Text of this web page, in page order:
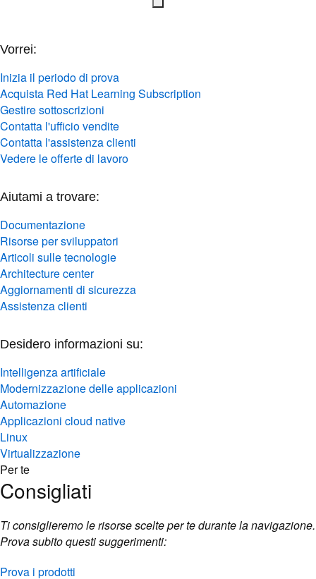
Vorrei:
Inizia il periodo di prova
Acquista Red Hat Learning Subscription
Gestire sottoscrizioni
Contatta l'ufficio vendite
Contatta l'assistenza clienti
Vedere le offerte di lavoro
Aiutami a trovare:
Documentazione
Risorse per sviluppatori
Articoli sulle tecnologie
Architecture center
Aggiornamenti di sicurezza
Assistenza clienti
Desidero informazioni su:
Intelligenza artificiale
Modernizzazione delle applicazioni
Automazione
Applicazioni cloud native
Linux
Virtualizzazione
Per te
Consigliati
Ti consiglieremo le risorse scelte per te durante la navigazione.
Prova subito questi suggerimenti:
Prova i prodotti